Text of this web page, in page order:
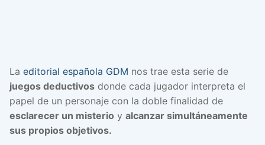
La editorial española GDM nos trae esta serie de
juegos deductivos donde cada jugador interpreta el
papel de un personaje con la doble finalidad de
esclarecer un misterio y alcanzar simultáneamente
sus propios objetivos.